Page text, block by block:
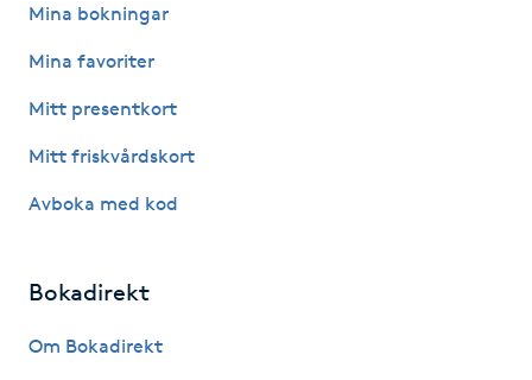
Gellack
Gellack med förstärkning
Gravidyoga
Mina bokningar
Mina favoriter
Mitt presentkort
Mitt friskvårdskort
Avboka med kod
Bokadirekt
Om Bokadirekt